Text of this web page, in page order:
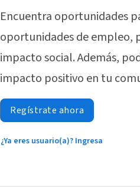
Encuentra oportunidades
oportunidades de empleo,
impacto social. Además,
impacto positivo en tu
Regístrate ahora
¿Ya eres usuario(a)? Ingresa